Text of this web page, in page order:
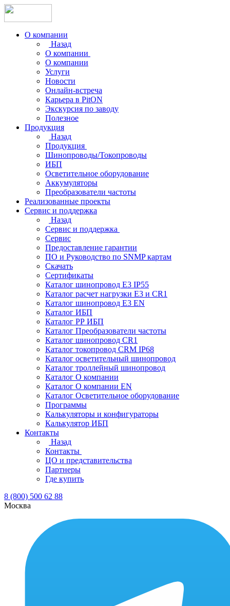
О компании
Назад
О компании
О компании
Услуги
Новости
Онлайн-встреча
Карьера в PitON
Экскурсия по заводу
Полезное
Продукция
Назад
Продукция
Шинопроводы/Токопроводы
ИБП
Осветительное оборудование
Аккумуляторы
Преобразователи частоты
Реализованные проекты
Сервис и поддержка
Назад
Сервис и поддержка
Сервис
Предоставление гарантии
ПО и Руководство по SNMP картам
Скачать
Сертификаты
Каталог шинопровод E3 IP55
Каталог расчет нагрузки Е3 и CR1
Каталог шинопровод E3 EN
Каталог ИБП
Каталог РР ИБП
Каталог Преобразователи частоты
Каталог шинопровод CR1
Каталог токопровод CRM IP68
Каталог осветительный шинопровод
Каталог троллейный шинопровод
Каталог О компании
Каталог О компании EN
Каталог Осветительное оборудование
Программы
Калькуляторы и конфигураторы
Калькулятор ИБП
Контакты
Назад
Контакты
ЦО и представительства
Партнеры
Где купить
8 (800) 500 62 88
Москва